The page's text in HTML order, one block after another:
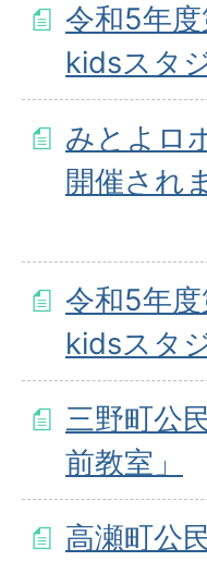
令和5年
kidsスタ
みとよロ
開催され
令和5年
kidsスタ
三野町公
前教室」
高瀬町公